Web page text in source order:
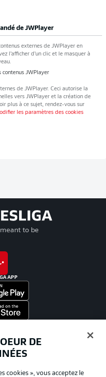
de JWPlayer
externes de JWPlayer en
l’afficher d’un clic et le masquer à
contenus JWPlayer
de JWPlayer. Ceci autorise la
vers JWPlayeret la création de
plus à ce sujet, rendez-vous sur
les paramètres des cookies
to be
APP
DE
cookies », vous acceptez le